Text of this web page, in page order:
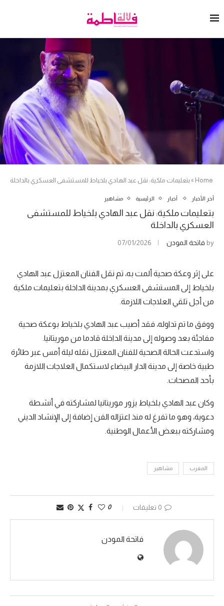
Home
» بتعليمات ملكية: نقل عبد الهادي بلخياط للمستشفى العسكري بالداخلة
آخر الأخبار أخبار الرئيسية مشاهير
بتعليمات ملكية: نقل عبد الهادي بلخياط للمستشفى
العسكري بالداخلة
by فاتحة المودن 07/01/2026
على إثر وعكة صحية ألمت به، تم نقل الفنان المعتزل عبد الهادي
بلخياط إلى المستشفى العسكري بمدينة الداخلة بتعليمات ملكية
من أجل تلقي العلاجات اللازمة.
ووفق ما تم تداوله، فقد أصيب عبد الهادي بلخياط بوعكة صحية
مفاجئة بعد وصوله إلى مدينة الداخلة قادما من موريتانيا.
واستدعت الحالة الصحية للفنان المعتزل نقله ليلة أمس عبر طائرة
طبية خاصة إلى مدينة الدار البيضاء لاستكمال العلاجات اللازمة
بأحد المصحات.
وكان عبد الهادي بلخياط يزور موريتانيا لمشاركته في أنشطة
دعوية، وهو ما تفرغ له منذ اعتزاله الفن إضافة إلى الإنشاد الديني
ومشاركته ببعض الأعمال الوطنية.
المغرب مشاهير
0 تعليقات 0
فاتحة المودن